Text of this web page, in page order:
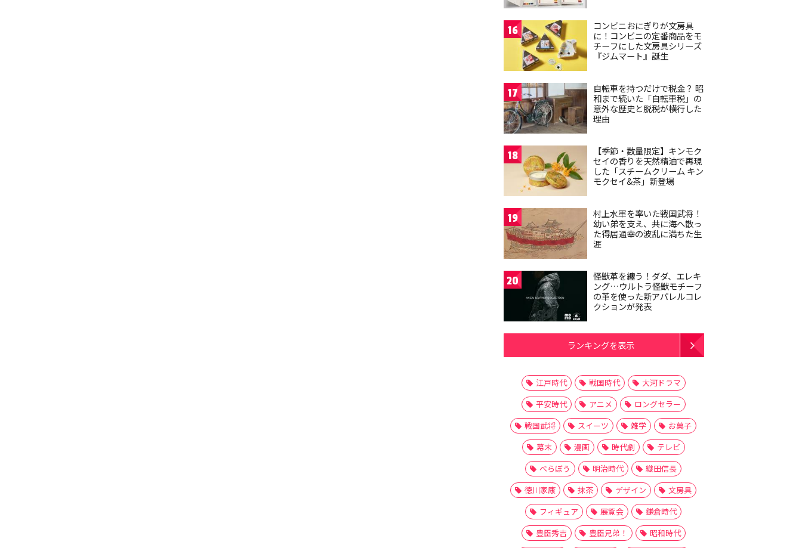
16
コンビニおにぎりが文房具
に！コンビニの定番商品をモ
チーフにした文房具シリーズ
『ジムマート』誕生
17
自転車を持つだけで税金？ 昭
和まで続いた「自転車税」の
意外な歴史と脱税が横行した
理由
18
【季節・数量限定】キンモク
セイの香りを天然精油で再現
した「スチームクリーム キン
モクセイ&茶」新登場
19
村上水軍を率いた戦国武将！
幼い弟を支え、共に海へ散っ
た得居通幸の波乱に満ちた生
涯
20
怪獣革を纏う！ダダ、エレキ
ング…ウルトラ怪獣モチーフ
の革を使った新アパレルコレ
クションが発表
ランキングを表示
江戸時代 戦国時代
大河ドラマ
平安時代
アニメ
ロングセラー
戦国武将
スイーツ 雑学
お菓子
幕末
漫画 時代劇
テレビ
べらぼう
明治時代
織田信長
徳川家康
抹茶 デザイン
文房具
フィギュア
展覧会
鎌倉時代
豊臣秀吉
豊臣兄弟！
昭和時代